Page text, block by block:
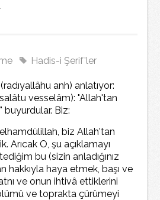
Hadis-i Şerif'ler
anh) anlatıyor:
vesselâm): "Allah'tan
buyurdular. Biz:
elhamdülillah, biz Allah'tan
Arıcak O, şu açıklamayı
bu (sizin anladığınız
hakkıyla haya etmek, başı ve
ve onun ihtivâ ettiklerini
ve toprakta çürümeyi